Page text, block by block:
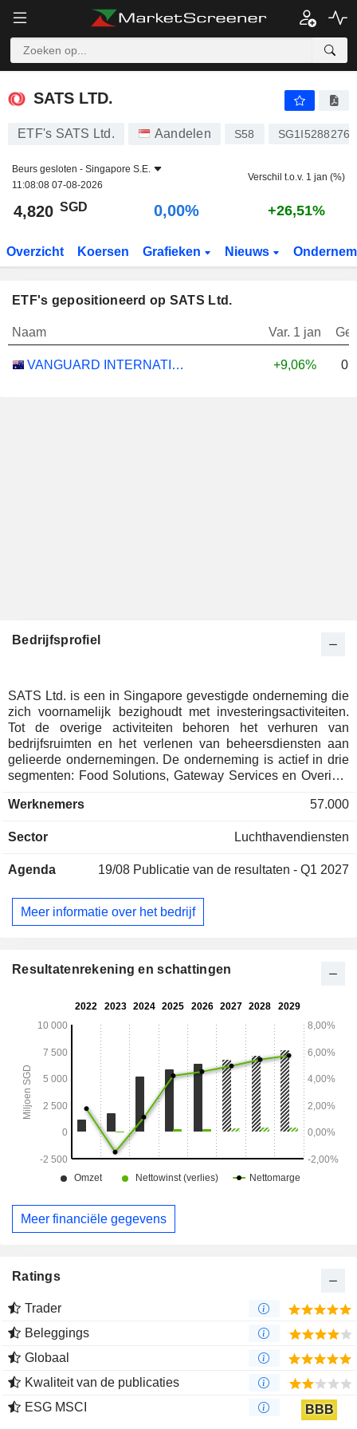
SATS LTD.
SATS LTD.
ETF's SATS Ltd. Aandelen S58 SG1I52882764
Beurs gesloten - Singapore S.E.
11:08:08 07-08-2026
Verschil t.o.v. 1 jan (%)
4,820 SGD 0,00% +26,51%
Overzicht Koersen Grafieken Nieuws
ETF's gepositioneerd op SATS Ltd.
Naam Var. 1 jan
VANGUARD INTERNATIONAL EQUITY INDEX FUNDS - VANGUARD FTSE ALL-WORLD EX-US ETF +9,06%
Bedrijfsprofiel
SATS Ltd. is een in Singapore gevestigde onderneming die
zich voornamelijk bezighoudt met investeringsactiviteiten.
Tot de overige activiteiten behoren het verhuren van
bedrijfsruimten en het verlenen van beheersdiensten aan
gelieerde ondernemingen. De onderneming is actief in drie
segmenten: Food Solutions, Gateway Services en Overige.
met catering voor vliegtuigen en instellingen,
voor luchtvaartmaatschappijen in de regio Azië-Pacific en
biedt diensten aan op luchthavens en cruiseterminals,
luchthaventerminaldiensten omvatten de afhandeling van
luchtvracht, passagiersdiensten, luchtvaartbeveiliging,
cruiseterminaldiensten betreft, beheert en exploiteert het
Ltd, SATS Catering Pte Ltd, SATS Treasury Pte Ltd en
andere.
Werknemers 57.000
Sector Luchthavendiensten
Agenda 19/08 Publicatie van de resultaten - Q1 2027
Meer informatie over het bedrijf
Resultatenrekening en schattingen
Meer financiële gegevens
Ratings
Trader
Beleggings
Globaal
Kwaliteit van de publicaties
ESG MSCI
BBB